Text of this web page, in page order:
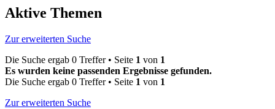
Aktive Themen
Zur erweiterten Suche
Die Suche ergab 0 Treffer • Seite 1 von 1
Es wurden keine passenden Ergebnisse gefunden.
Die Suche ergab 0 Treffer • Seite 1 von 1
Zur erweiterten Suche